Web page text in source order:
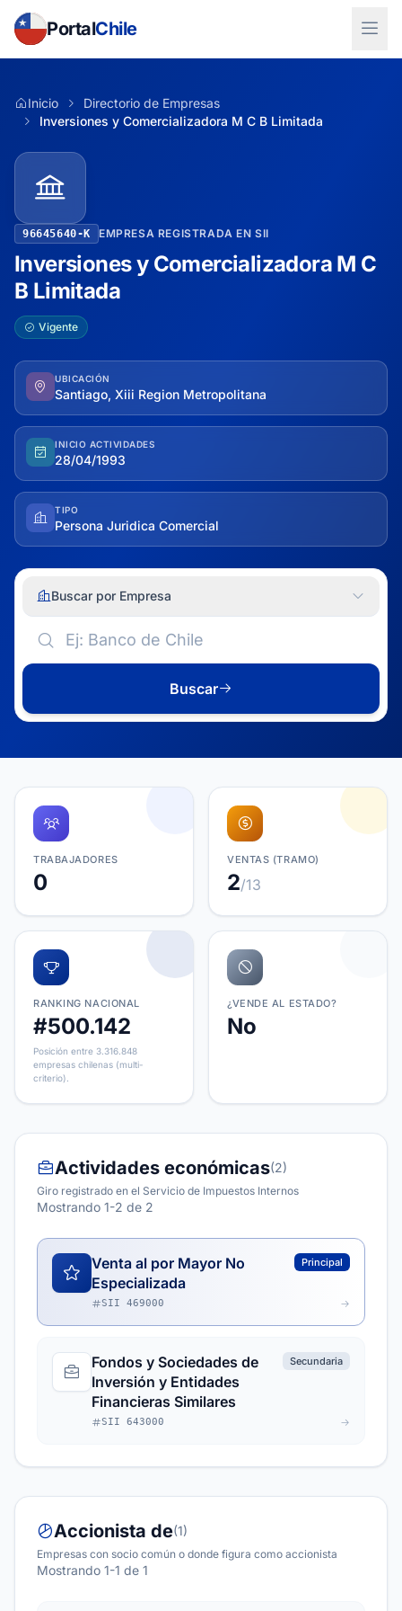
PortalChile
Inicio
Directorio de Empresas
Inversiones y Comercializadora M C B Limitada
96645640-K EMPRESA REGISTRADA EN SII
Inversiones y Comercializadora M C
B Limitada
Vigente
UBICACIÓN
Santiago, Xiii Region Metropolitana
INICIO ACTIVIDADES
28/04/1993
TIPO
Persona Juridica Comercial
Buscar por Empresa
Buscar
TRABAJADORES
0
VENTAS (TRAMO)
2/13
RANKING NACIONAL
#500.142
Posición entre 3.316.848
empresas chilenas (multi-
criterio).
¿VENDE AL ESTADO?
No
Actividades económicas(2)
Giro registrado en el Servicio de Impuestos Internos
Mostrando 1-2 de 2
Venta al por Mayor No
Especializada
Principal
SII 469000
Fondos y Sociedades de
Inversión y Entidades
Financieras Similares
Secundaria
SII 643000
Accionista de(1)
Empresas con socio común o donde figura como accionista
Mostrando 1-1 de 1